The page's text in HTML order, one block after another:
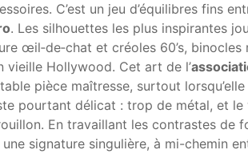
C’est un jeu d’équilibres fins
. Les silhouettes les plus inspirantes
œil‑de‑chat et créoles 60’s, binocles
Hollywood. Cet art de l’
pièce maîtresse, surtout lorsqu’elle
pourtant délicat : trop de métal, et le
En travaillant les contrastes de
signature singulière, à mi-chemin